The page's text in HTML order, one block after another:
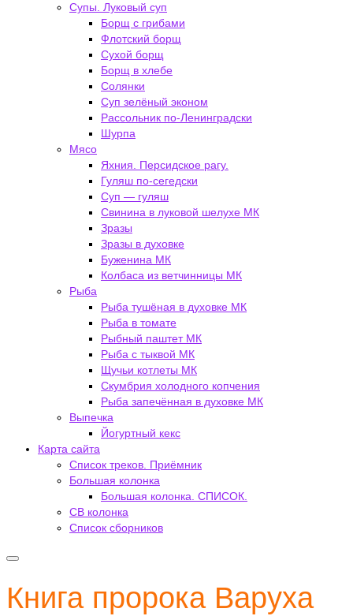
Супы. Луковый суп
Борщ с грибами
Флотский борщ
Сухой борщ
Борщ в хлебе
Солянки
Суп зелёный эконом
Рассольник по-Ленинградски
Шурпа
Мясо
Яхния. Персидское рагу.
Гуляш по-сегедски
Суп — гуляш
Свинина в луковой шелухе МК
Зразы
Зразы в духовке
Буженина МК
Колбаса из ветчинницы МК
Рыба
Рыба тушёная в духовке МК
Рыба в томате
Рыбный паштет МК
Рыба с тыквой МК
Щучьи котлеты МК
Скумбрия холодного копчения
Рыба запечённая в духовке МК
Выпечка
Йогуртный кекс
Карта сайта
Список треков. Приёмник
Большая колонка
Большая колонка. СПИСОК.
СВ колонка
Список сборников
Книга пророка Варуха